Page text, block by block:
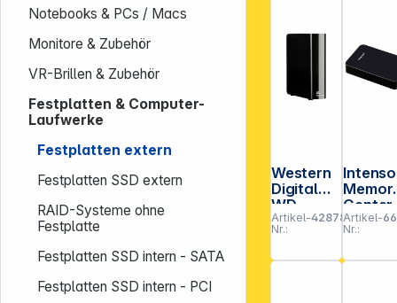
Notebooks & PCs / Macs
Monitore & Zubehör
VR-Brillen & Zubehör
Festplatten & Computer-
Laufwerke
Festplatten extern
Festplatten SSD extern
RAID-Systeme ohne
Festplatte
Festplatten SSD intern - SATA
Festplatten SSD intern - PCI
Western
Digital
WD
Elements
10TB
Desktop
USB 3.0
Artikel-
Nr.:
428780
Intenso
Center
4TB 3,5"
USB 3.2
schwarz
Artikel-
Nr.:
Tel.: 0931 9708 - 444
E-Mail:info@dgh.de
Montag – Donnerstag: 8:00 – 17:00 Uhr
Freitag: 8:00 – 14:00 Uhr